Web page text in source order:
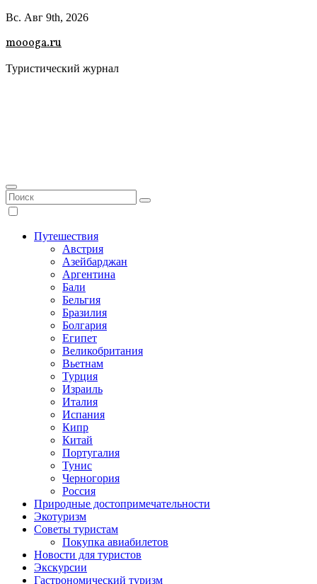
Вс. Авг 9th, 2026
moooga.ru
Туристический журнал
Путешествия
Австрия
Азейбарджан
Аргентина
Бали
Бельгия
Бразилия
Болгария
Египет
Великобритания
Вьетнам
Турция
Израиль
Италия
Испания
Кипр
Китай
Португалия
Тунис
Черногория
Россия
Природные достопримечательности
Экотуризм
Советы туристам
Покупка авиабилетов
Новости для туристов
Экскурсии
Гастрономический туризм